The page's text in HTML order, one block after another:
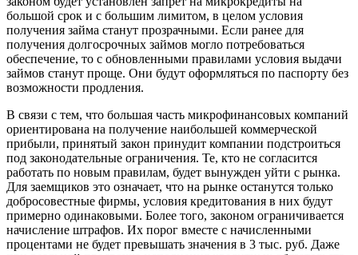
большой срок и с большим лимитом, в целом условия
получения займа станут прозрачными. Если ранее для
получения долгосрочных займов могло потребоваться
обеспечение, то с обновленными правилами условия выдачи
займов станут проще. Они будут оформляться по паспорту без
возможности продления.
В связи с тем, что большая часть микрофинансовых компаний
ориентирована на получение наибольшей коммерческой
прибыли, принятый закон принудит компании подстроиться
под законодательные ограничения. Те, кто не согласится
работать по новым правилам, будет вынужден уйти с рынка.
Для заемщиков это означает, что на рынке останутся только
добросовестные фирмы, условия кредитования в них будут
примерно одинаковыми. Более того, законом ограничивается
начисление штрафов. Их порог вместе с начисленными
процентами не будет превышать значения в 3 тыс. руб. Даже